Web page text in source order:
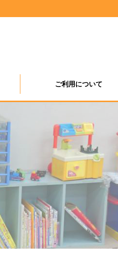
ご利用について